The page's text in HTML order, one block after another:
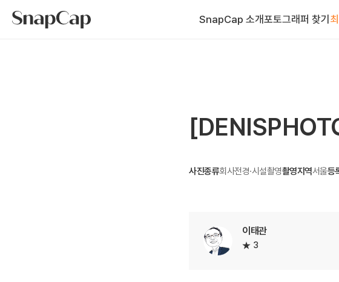
SnapCap 소개포토그래퍼 찾기
사진종류회사전경·시설촬영촬영지역서울등
이태관
3